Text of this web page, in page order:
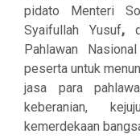
pidato Menteri
Syaifullah Yusuf,
Pahlawan
peserta untuk
jasa para
keberanian,
kemerdekaan